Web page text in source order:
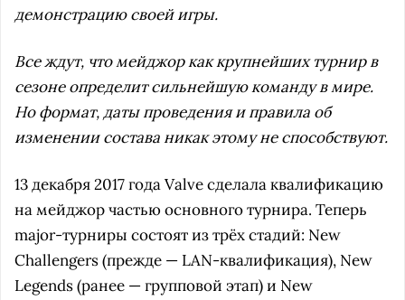
демонстрацию своей игры.
Все ждут, что мейджор как крупнейших турнир в
сезоне определит сильнейшую команду в мире.
Но формат, даты проведения и правила об
изменении состава никак этому не способствуют.
13 декабря 2017 года Valve сделала квалификацию
на мейджор частью основного турнира. Теперь
major-турниры состоят из трёх стадий: New
Challengers (прежде — LAN-квалификация), New
Legends (ранее — групповой этап) и New